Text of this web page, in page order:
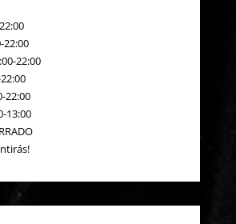
22:00
22:00
22:00
13:00